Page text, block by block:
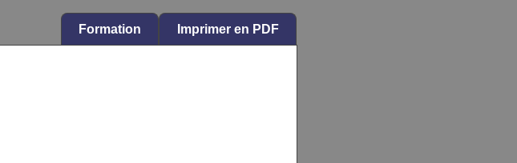
Formation Imprimer en PDF